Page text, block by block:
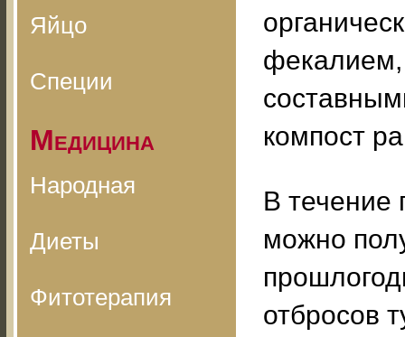
Яйцо
Специи
Медицина
Народная
Диеты
Фитотерапия
компост
В течение
можно
отбросов